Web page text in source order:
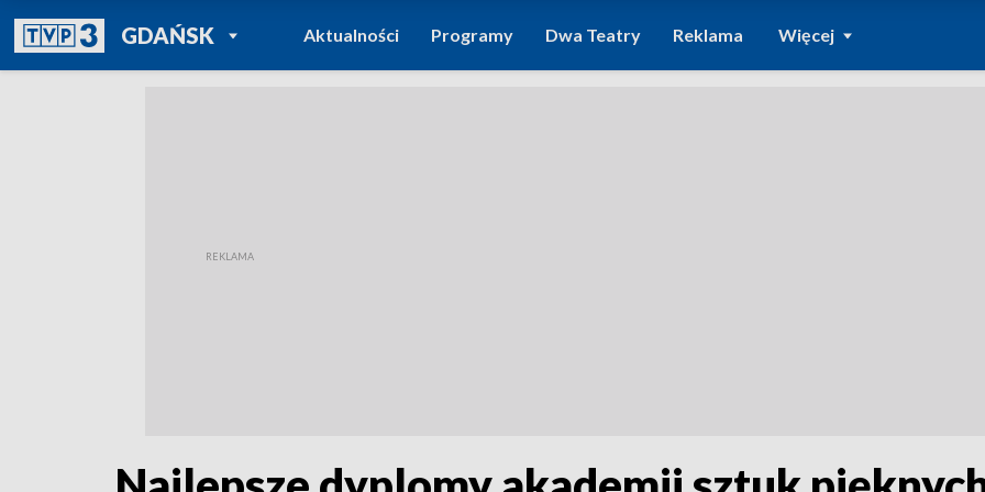
GDAŃSKPOWRÓT DO
TVP REGIONY
Aktualności Programy Dwa Teatry Reklama Więcej